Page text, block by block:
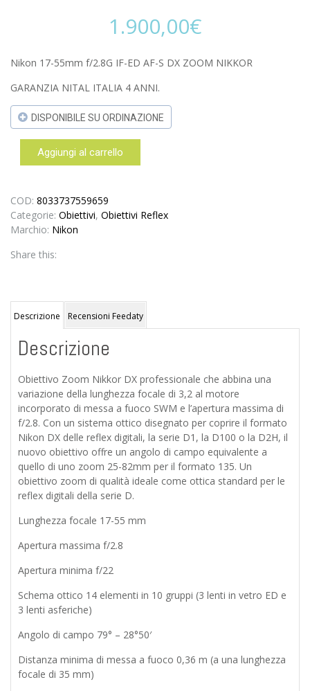
1.900,00€
Nikon 17-55mm f/2.8G IF-ED AF-S DX ZOOM NIKKOR
GARANZIA NITAL ITALIA 4 ANNI.
DISPONIBILE SU ORDINAZIONE
Nikon
17-
55mm
f/2.8
IF
Zoom
Nikkor
Aggiungi al carrello
COD: 8033737559659
Categorie: Obiettivi, Obiettivi Reflex
Marchio: Nikon
Share this:
Descrizione Recensioni Feedaty
Descrizione
Obiettivo Zoom Nikkor DX professionale che abbina una
variazione della lunghezza focale di 3,2 al motore
incorporato di messa a fuoco SWM e l’apertura massima di
f/2.8. Con un sistema ottico disegnato per coprire il formato
Nikon DX delle reflex digitali, la serie D1, la D100 o la D2H, il
nuovo obiettivo offre un angolo di campo equivalente a
quello di uno zoom 25-82mm per il formato 135. Un
obiettivo zoom di qualità ideale come ottica standard per le
reflex digitali della serie D.
Lunghezza focale 17-55 mm
Apertura massima f/2.8
Apertura minima f/22
Schema ottico 14 elementi in 10 gruppi (3 lenti in vetro ED e
3 lenti asferiche)
Angolo di campo 79° – 28°50′
Distanza minima di messa a fuoco 0,36 m (a una lunghezza
focale di 35 mm)